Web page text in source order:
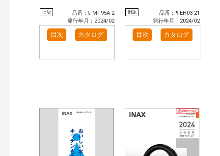
旧版
品番：ｾ-MT95A-2
発行年月：2024/02
目次 カタログ
旧版
品番：ﾖ-EH03-21
発行年月：2024/02
目次 カタログ